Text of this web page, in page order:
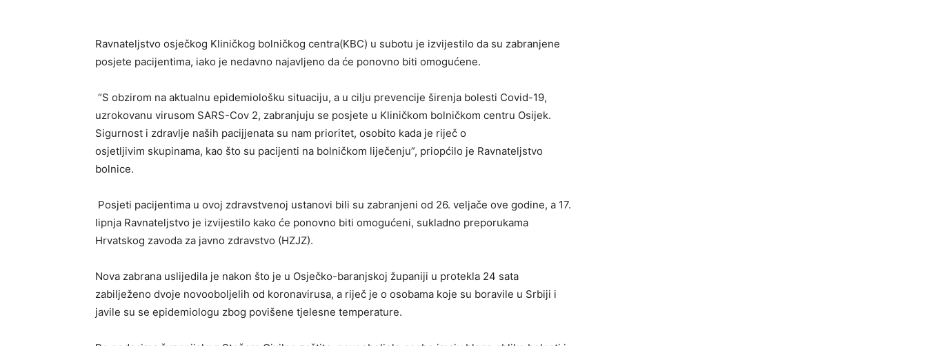
Ravnateljstvo osječkog Kliničkog bolničkog centra(KBC) u subotu je izvijestilo da su zabranjene
posjete pacijentima, iako je nedavno najavljeno da će ponovno biti omogućene.
“S obzirom na aktualnu epidemiološku situaciju, a u cilju prevencije širenja bolesti Covid-19,
uzrokovanu virusom SARS-Cov 2, zabranjuju se posjete u Kliničkom bolničkom centru Osijek.
Sigurnost i zdravlje naših pacijjenata su nam prioritet, osobito kada je riječ o
osjetljivim skupinama, kao što su pacijenti na bolničkom liječenju”, priopćilo je Ravnateljstvo
bolnice.
Posjeti pacijentima u ovoj zdravstvenoj ustanovi bili su zabranjeni od 26. veljače ove godine, a 17.
lipnja Ravnateljstvo je izvijestilo kako će ponovno biti omogućeni, sukladno preporukama
Hrvatskog zavoda za javno zdravstvo (HZJZ).
Nova zabrana uslijedila je nakon što je u Osječko-baranjskoj županiji u protekla 24 sata
zabilježeno dvoje novooboljelih od koronavirusa, a riječ je o osobama koje su boravile u Srbiji i
javile su se epidemiologu zbog povišene tjelesne temperature.